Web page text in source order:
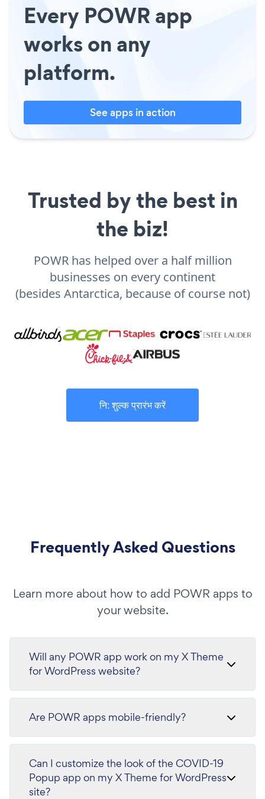
Every POWR app
works on any
platform.
See apps in action
Trusted by the best in
the biz!
POWR has helped over a half million
businesses on every continent
(besides Antarctica, because of course not)
नि: शुल्क प्रारंभ करें
Frequently Asked Questions
Learn more about how to add POWR apps to
your website.
Will any POWR app work on my X Theme
for WordPress website?
Are POWR apps mobile-friendly?
Can I customize the look of the COVID-19
Popup app on my X Theme for WordPress
site?